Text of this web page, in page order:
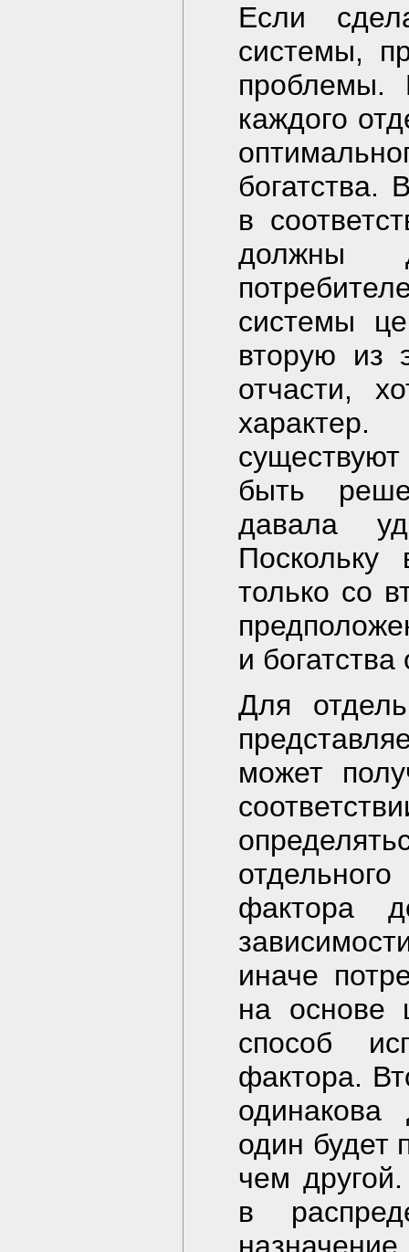
Если
системы,
проблемы.
каждого
богатства.
в
должны
системы
вторую из
отчасти,
быть
давала
только со
и
Для
может
фактора
иначе
на основе
способ
фактора.
одинакова
один будет
чем
в